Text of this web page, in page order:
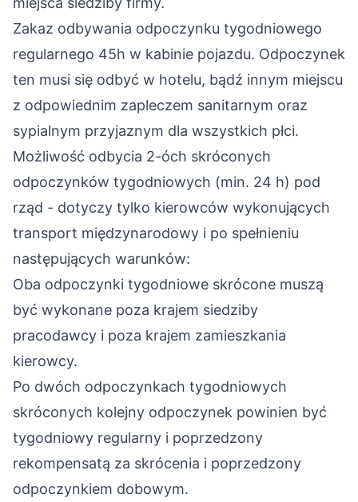
Zakaz odbywania odpoczynku tygodniowego
regularnego 45h w kabinie pojazdu. Odpoczynek
ten musi się odbyć w hotelu, bądź innym miejscu
z odpowiednim zapleczem sanitarnym oraz
sypialnym przyjaznym dla wszystkich płci.
Możliwość odbycia 2-óch skróconych
odpoczynków tygodniowych (min. 24 h) pod
rząd - dotyczy tylko kierowców wykonujących
transport międzynarodowy i po spełnieniu
następujących warunków:
Oba odpoczynki tygodniowe skrócone muszą
być wykonane poza krajem siedziby
pracodawcy i poza krajem zamieszkania
kierowcy.
Po dwóch odpoczynkach tygodniowych
skróconych kolejny odpoczynek powinien być
tygodniowy regularny i poprzedzony
rekompensatą za skrócenia i poprzedzony
odpoczynkiem dobowym.